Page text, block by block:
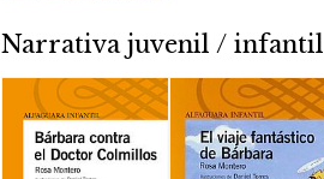
Narrativa juvenil / infantil